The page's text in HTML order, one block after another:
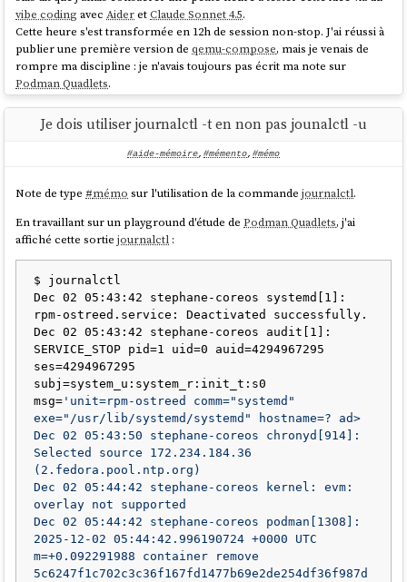
Dans la communauté du logiciel libre, une critique revient souvent sur
Canonical, celle de garder la mainmise sur ses projets, d'utiliser un
projet comme levier pour renforcer l'adoption de ses autres projets,
et de freiner les contributions avec des CLA restrictifs comme le
Canonical Contributor Agreement. C'est un constat que je partage. Je
pense que ces pratiques, qui rendent les projets
sens d'Ivan Illich, expliquent en grande partie pourquoi ils échouent.
Canonicaln'a pas le savoir-faire de Red Hatpour construire une
qu'adopter un projet porté parCanonical, c'est parier sur le mauvais
vibe coding avecAideretClaude Sonnet 4.5.
Cette heure s'est transformée en 12h de session non-stop. J'ai réussi à
publier une première version deqemu-compose, mais je venais de
rompre ma discipline : je n'avais toujours pas écrit ma note sur
Podman Quadlets.
Depuis, je n'ai pas réussi à retrouver ma discipline. Je suis tombé dans
une spirale de papillonnage qui a duré deux mois 🙈.
dérapé.
Je pense que c'était la combinaison de plusieurs facteurs :
Le déclencheur :Ma première expérience réelle de
codingsur un projet complet. Cette expérience m'a tellement
excité et en même temps tellement perturbé que j'ai perdu la
motivation de rédiger ma note surPodman Quadlets.
La cascade : Une fois le premier écart fait, l'effet "What the
hell" s'est enclenché : mon cerveau a rationalisé la continuation
du comportement déviant par un "de toute façon, c'est déjà
foutu, autant continuer".
Le contexte :J'étais dans une période de stress et de
frustration. L'illusion de toute-puissance qu'offrent les derniers
modèles 4.5 d'Anthropic— obtenir des résultats rapides — m'a
poussé dans une fuite en avant, un échappatoire pour combler
mes frustrations du moment.
Depuis 2 ans, j'utilise trois garde-fous (circuit breakers) pour
m'empêcher de démarrer un nouveau projet sans avoir terminé le
précédent — autrement dit, pour éviter de papillonner et de survoler
les sujets :
Je tracke toutes mes activités viaToggl. Quand je démarre une
Je dois utiliser journalctl -t en non pas jounalctl -u
#aide-mémoire, #mémento, #mémo
Note de type #mémo sur l'utilisation de la commandejournalctl.
En travaillant sur un playground d'étude dePodman Quadlets, j'ai
affiché cette sortiejournalctl :
$ journalctl
Dec 02 05:43:42 stephane-coreos systemd[1]:
rpm-ostreed.service: Deactivated successfully.
Dec 02 05:43:42 stephane-coreos audit[1]:
SERVICE_STOP pid=1 uid=0 auid=4294967295
ses=4294967295
subj=system_u:system_r:init_t:s0
msg= 'unit=rpm-ostreed comm="systemd"
exe="/usr/lib/systemd/systemd" hostname=? ad>
Dec 02 05:43:50 stephane-coreos chronyd[914]:
Selected source 172.234.184.36
(2.fedora.pool.ntp.org)
Dec 02 05:44:42 stephane-coreos kernel: evm:
overlay not supported
Dec 02 05:44:42 stephane-coreos podman[1308]:
2025-12-02 05:44:42.996190724 +0000 UTC
m=+0.092291988 container remove
5c6247f1c702c3c36f167fd1477b69e2de254df36f987d